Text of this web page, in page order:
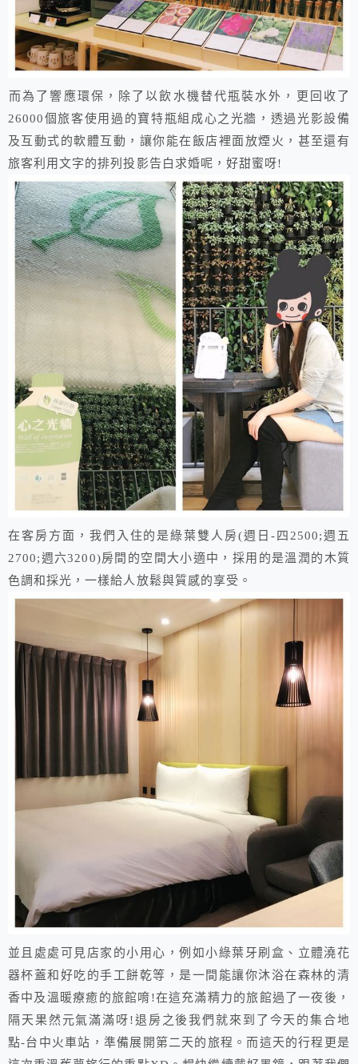
​​而為了響應環保，除了以飲水機替代瓶裝水外，更回收了
26000個旅客使用過的寶特瓶組成心之光牆，透過光影設備
及互動式的軟體互動，讓你能在飯店裡面放煙火，甚至還有
旅客利用文字的排列投影告白求婚呢，好甜蜜呀!​
在客房方面，我們入住的是綠葉雙人房(週日-四2500;週五
2700;週六3200)房間的空間大小適中，採用的是溫潤的木質
色調和採光，一樣給人放鬆與質感的享受。
並且處處可見店家的小用心，例如小綠葉牙刷盒、立體澆花
器杯蓋和好吃的手工餅乾等，是一間能讓你沐浴在森林的清
香中及溫暖療癒的旅館唷!​在這充滿精力的旅館過了一夜後，
隔天果然元氣滿滿呀!退房之後我們就來到了今天的集合地
點-台中火車站，準備展開第二天的旅程。而這天的行程更是